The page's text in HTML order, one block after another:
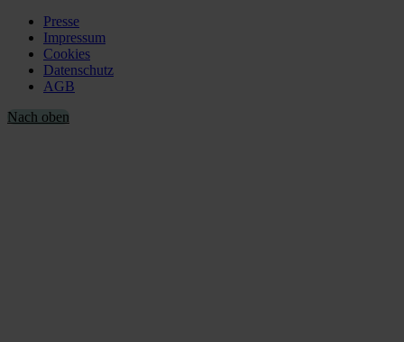
Presse
Impressum
Cookies
Datenschutz
AGB
Nach oben